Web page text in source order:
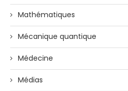
Mathématiques
Mécanique quantique
Médecine
Médias